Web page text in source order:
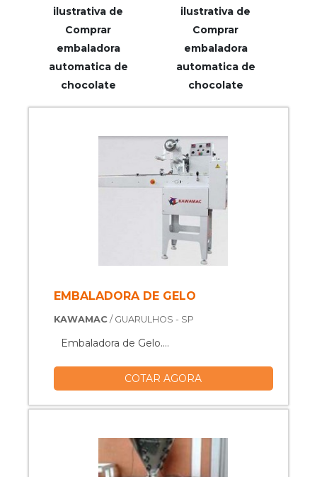
ilustrativa de
Comprar
embaladora
automatica de
chocolate
ilustrativa de
Comprar
embaladora
automatica de
chocolate
EMBALADORA DE GELO
KAWAMAC/ GUARULHOS - SP
Embaladora de Gelo....
COTAR AGORA